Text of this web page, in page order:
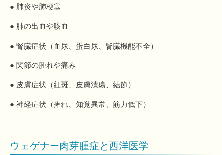
● 肺炎や肺梗塞
● 肺の出血や咳血
● 腎臓症状（血尿、蛋白尿、腎臓機能不全）
● 関節の腫れや痛み
● 皮膚症状（紅斑、皮膚潰瘍、結節）
● 神経症状（痺れ、知覚異常、筋力低下）
ウェゲナー肉芽腫症と西洋医学